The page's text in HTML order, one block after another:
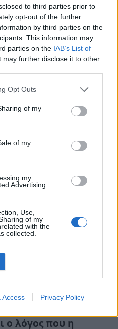
to third parties prior to
opt-out of the further
by third parties on the
This information may
parties on the IAB’s List of
may further disclose it to other
Opt Outs
of my
of my
my
Advertising.
Use,
of my
with the
collected.
Access Privacy Policy
πιλότος που
τραγωδίας
Σεργούλα Φωκίδας, το
ο λόγος που η